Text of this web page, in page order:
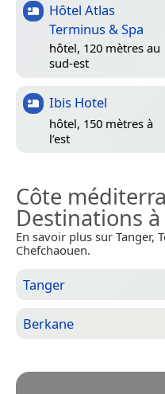
Hôtel Atlas
Terminus & Spa
hôtel, 120 mètres au
sud-est
Ibis Hotel
hôtel, 150 mètres à
l’est
Côte
Destinations
En savoir plus sur Tanger,
Chefchaouen.
Tanger
Berkane